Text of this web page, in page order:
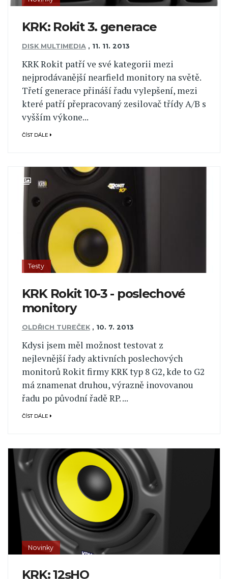
KRK: Rokit 3. generace
DISK MULTIMEDIA , 11. 11. 2013
KRK Rokit patří ve své kategorii mezi
nejprodávanější nearfield monitory na světě.
Třetí generace přináší řadu vylepšení, mezi
které patří přepracovaný zesilovač třídy A/B s
vyšším výkone...
ČÍST DÁLE
Testy
KRK Rokit 10-3 - poslechové
monitory
OLDŘICH TUREČEK , 10. 7. 2013
Kdysi jsem měl možnost testovat z
nejlevnější řady aktivních poslechových
monitorů Rokit firmy KRK typ 8 G2, kde to G2
má znamenat druhou, výrazně inovovanou
řadu po původní řadě RP. ...
ČÍST DÁLE
Novinky
KRK: 12sHO